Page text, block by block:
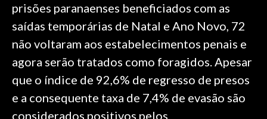
prisões paranaenses beneficiados com as
saídas temporárias de Natal e Ano Novo, 72
não voltaram aos estabelecimentos penais e
agora serão tratados como foragidos. Apesar
que o índice de 92,6% de regresso de presos
e a consequente taxa de 7,4% de evasão são
considerados positivos pelos